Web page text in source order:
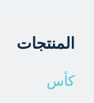
المنتجات
كأس